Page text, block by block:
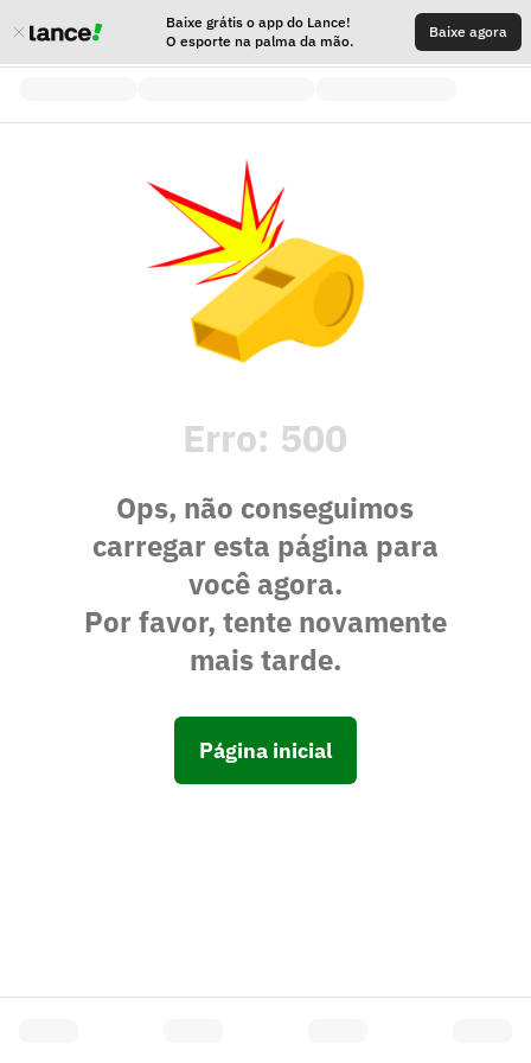
Baixe grátis o app do Lance!
O esporte na palma da mão.
Baixe agora
Erro: 500
Ops, não conseguimos
carregar esta página para
você agora.
Por favor, tente novamente
mais tarde.
Página inicial